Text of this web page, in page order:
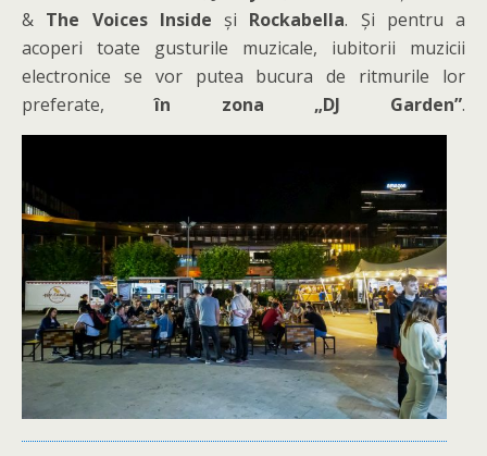
& The Voices Inside și Rockabella. Și pentru a
acoperi toate gusturile muzicale, iubitorii muzicii
electronice se vor putea bucura de ritmurile lor
preferate,în zona „DJ Garden”.